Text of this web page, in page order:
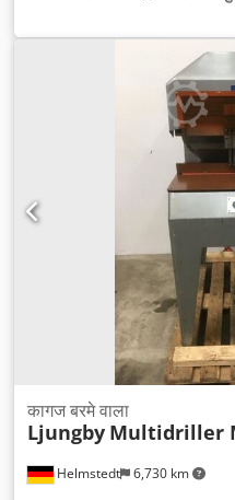
Helmstedt 6,730 km
कागज बरमे वाला
Ljungby Multidriller